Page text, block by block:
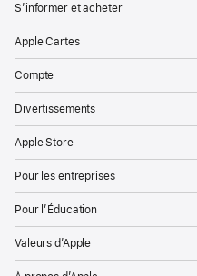
S’informer et acheter
Apple Cartes
Compte
Divertissements
Apple Store
Pour les entreprises
Pour l’Éducation
Valeurs d’Apple